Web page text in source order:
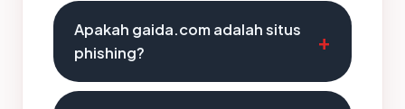
Apakah gaida.com adalah situs
phishing?